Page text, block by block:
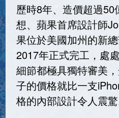
歷時8年、造價超過
想、蘋果首席設計師
果位於美國加州的新
2017年正式完工，處
細節都極具獨特審美
子的價格就比一支
格的內部設計令人震驚